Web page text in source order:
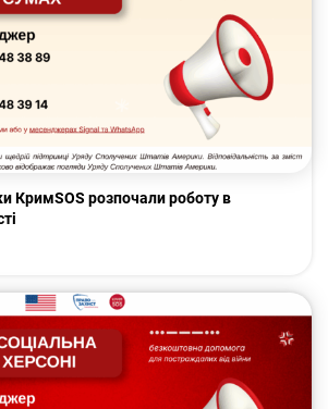
КримSOS розпочали роботу в